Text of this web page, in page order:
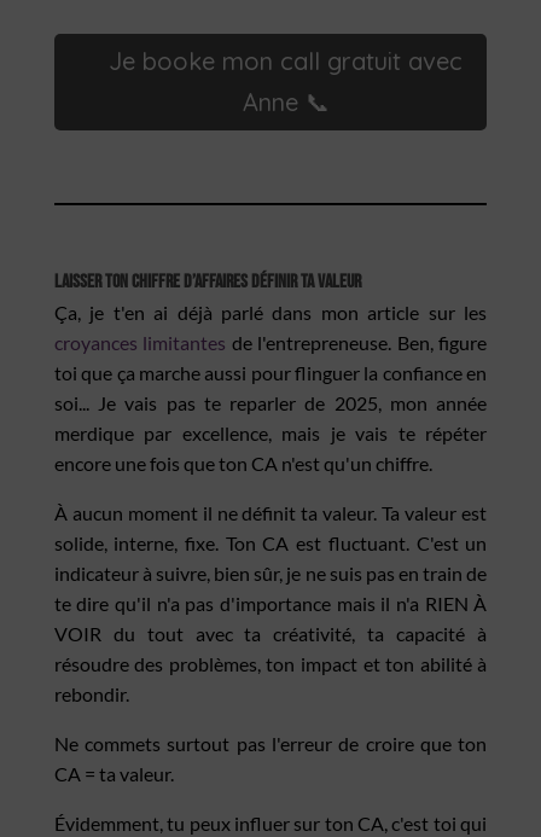
Je booke mon call gratuit avec
Anne 📞
Laisser ton chiffre d’affaires définir ta valeur
Ça, je t'en ai déjà parlé dans mon article sur les
croyances limitantes de l'entrepreneuse. Ben, figure
toi que ça marche aussi pour flinguer la confiance en
soi... Je vais pas te reparler de 2025, mon année
merdique par excellence, mais je vais te répéter
encore une fois que ton CA n'est qu'un chiffre.
À aucun moment il ne définit ta valeur. Ta valeur est
solide, interne, fixe. Ton CA est fluctuant. C'est un
indicateur à suivre, bien sûr, je ne suis pas en train de
te dire qu'il n'a pas d'importance mais il n'a RIEN À
VOIR du tout avec ta créativité, ta capacité à
résoudre des problèmes, ton impact et ton abilité à
rebondir.
Ne commets surtout pas l'erreur de croire que ton
CA = ta valeur.
Évidemment, tu peux influer sur ton CA, c'est toi qui